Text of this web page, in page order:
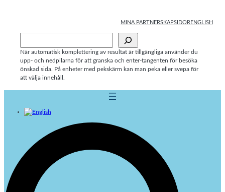
MINA PARTNERSKAPSIDOR ENGLISH
När automatisk komplettering av resultat är tillgängliga använder du
upp- och nedpilarna för att granska och enter-tangenten för besöka
önskad sida. På enheter med pekskärm kan man peka eller svepa för
att välja innehåll.